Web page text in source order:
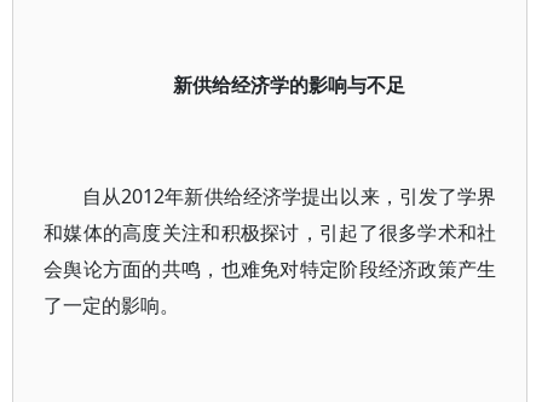
新供给经济学的影响与不足
自从2012年新供给经济学提出以来，引发了学界
和媒体的高度关注和积极探讨，引起了很多学术和社
会舆论方面的共鸣，也难免对特定阶段经济政策产生
了一定的影响。